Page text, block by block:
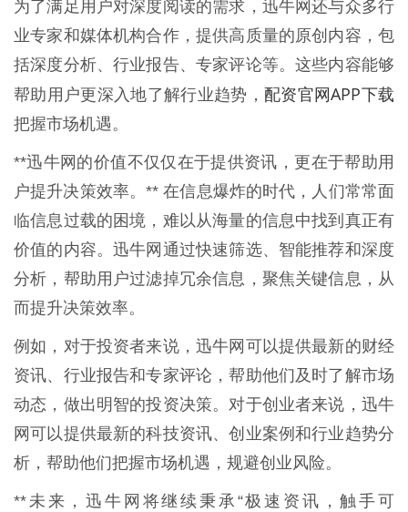
为了满足用户对深度阅读的需求，迅牛网还与众多行
业专家和媒体机构合作，提供高质量的原创内容，包
括深度分析、行业报告、专家评论等。这些内容能够
帮助用户更深入地了解行业趋势， 配资官网APP下载
把握市场机遇。
**迅牛网的价值不仅仅在于提供资讯，更在于帮助用
户提升决策效率。** 在信息爆炸的时代，人们常常面
临信息过载的困境，难以从海量的信息中找到真正有
价值的内容。迅牛网通过快速筛选、智能推荐和深度
分析，帮助用户过滤掉冗余信息，聚焦关键信息，从
而提升决策效率。
例如，对于投资者来说，迅牛网可以提供最新的财经
资讯、行业报告和专家评论，帮助他们及时了解市场
动态，做出明智的投资决策。对于创业者来说，迅牛
网可以提供最新的科技资讯、创业案例和行业趋势分
析，帮助他们把握市场机遇，规避创业风险。
**未来，迅牛网将继续秉承“极速资讯，触手可